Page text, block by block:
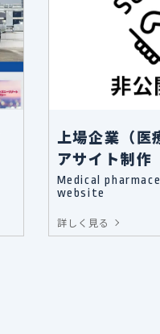
上場企業（医
アサイト制作
Medical
website
詳しく見る